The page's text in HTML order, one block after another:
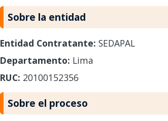
Sobre la entidad
Entidad Contratante: SEDAPAL
Departamento: Lima
RUC: 20100152356
Sobre el proceso